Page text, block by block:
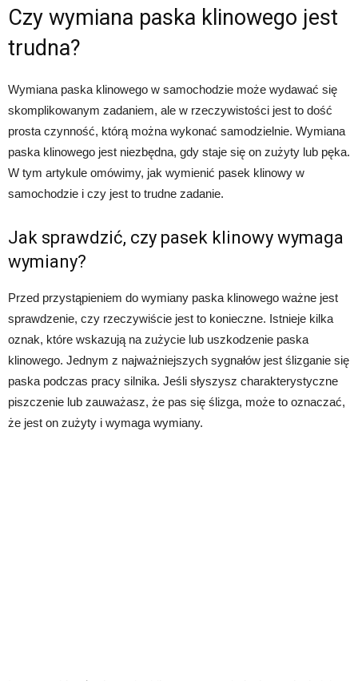
Czy wymiana paska klinowego jest
trudna?
Wymiana paska klinowego w samochodzie może wydawać się
skomplikowanym zadaniem, ale w rzeczywistości jest to dość
prosta czynność, którą można wykonać samodzielnie. Wymiana
paska klinowego jest niezbędna, gdy staje się on zużyty lub pęka.
W tym artykule omówimy, jak wymienić pasek klinowy w
samochodzie i czy jest to trudne zadanie.
Jak sprawdzić, czy pasek klinowy wymaga
wymiany?
Przed przystąpieniem do wymiany paska klinowego ważne jest
sprawdzenie, czy rzeczywiście jest to konieczne. Istnieje kilka
oznak, które wskazują na zużycie lub uszkodzenie paska
klinowego. Jednym z najważniejszych sygnałów jest ślizganie się
paska podczas pracy silnika. Jeśli słyszysz charakterystyczne
piszczenie lub zauważasz, że pas się ślizga, może to oznaczać,
że jest on zużyty i wymaga wymiany.